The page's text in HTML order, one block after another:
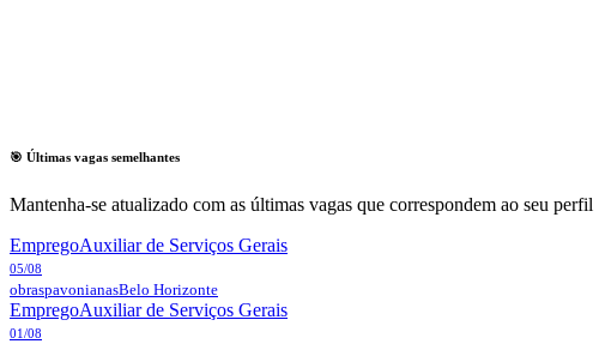
🎯 Últimas vagas semelhantes
Mantenha-se atualizado com as últimas vagas que correspondem ao seu perfil
EmpregoAuxiliar de Serviços Gerais
05/08
obraspavonianasBelo Horizonte
EmpregoAuxiliar de Serviços Gerais
01/08